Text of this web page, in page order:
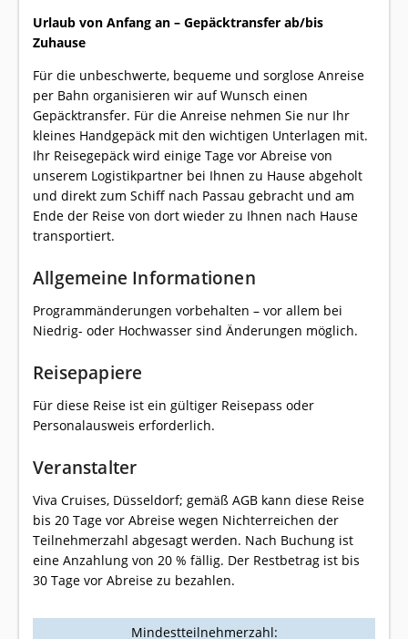
Urlaub von Anfang an – Gepäcktransfer ab/bis
Zuhause
Für die unbeschwerte, bequeme und sorglose Anreise
per Bahn organisieren wir auf Wunsch einen
Gepäcktransfer. Für die Anreise nehmen Sie nur Ihr
kleines Handgepäck mit den wichtigen Unterlagen mit.
Ihr Reisegepäck wird einige Tage vor Abreise von
unserem Logistikpartner bei Ihnen zu Hause abgeholt
und direkt zum Schiff nach Passau gebracht und am
Ende der Reise von dort wieder zu Ihnen nach Hause
transportiert.
Allgemeine Informationen
Programmänderungen vorbehalten – vor allem bei
Niedrig- oder Hochwasser sind Änderungen möglich.
Reisepapiere
Für diese Reise ist ein gültiger Reisepass oder
Personalausweis erforderlich.
Veranstalter
Viva Cruises, Düsseldorf; gemäß AGB kann diese Reise
bis 20 Tage vor Abreise wegen Nichterreichen der
Teilnehmerzahl abgesagt werden. Nach Buchung ist
eine Anzahlung von 20 % fällig. Der Restbetrag ist bis
30 Tage vor Abreise zu bezahlen.
Mindestteilnehmerzahl: